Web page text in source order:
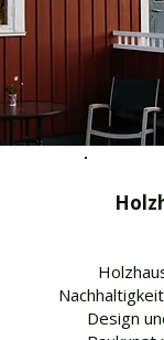
Design